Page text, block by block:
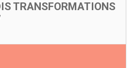
TRANSFORMATIONS